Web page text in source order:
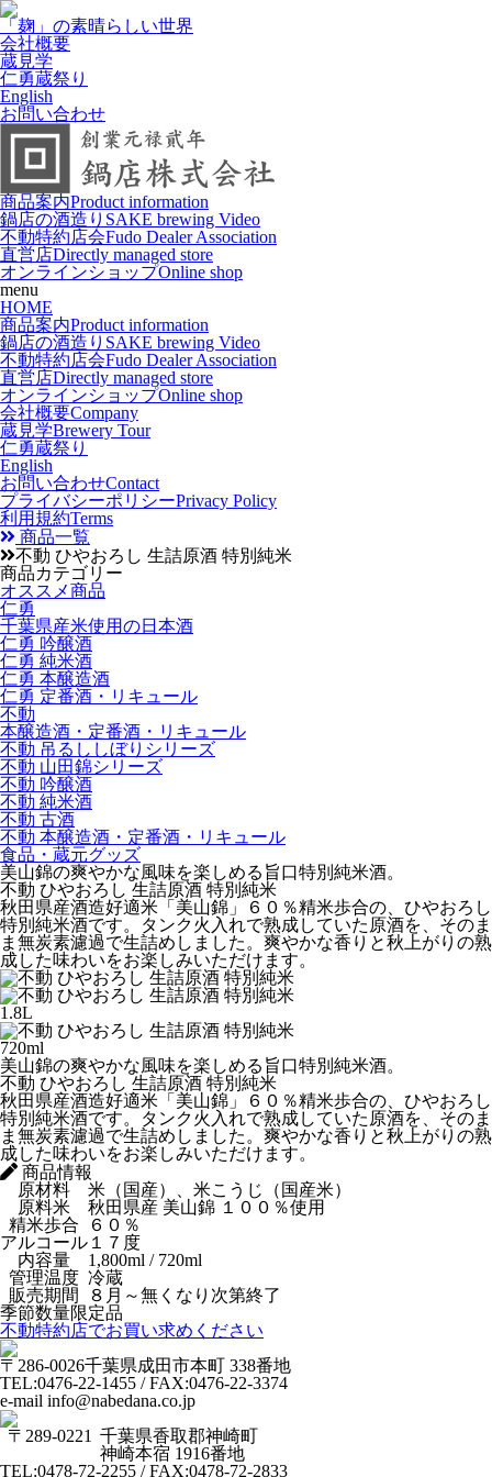
「麹」の素晴らしい世界
会社概要
蔵見学
仁勇蔵祭り
English
お問い合わせ
商品案内Product information
鍋店の酒造り SAKE brewing Video
不動特約店会Fudo Dealer Association
直営店Directly managed store
オンラインショップOnline shop
menu
HOME
商品案内Product information
鍋店の酒造り SAKE brewing Video
不動特約店会Fudo Dealer Association
直営店Directly managed store
オンラインショップOnline shop
会社概要Company
蔵見学Brewery Tour
仁勇蔵祭り
English
お問い合わせContact
プライバシーポリシーPrivacy Policy
利用規約Terms
商品一覧
不動 ひやおろし 生詰原酒 特別純米
商品カテゴリー
オススメ商品
仁勇
千葉県産米使用の日本酒
仁勇 吟醸酒
仁勇 純米酒
仁勇 本醸造酒
仁勇 定番酒・リキュール
不動
本醸造酒・定番酒・リキュール
不動 吊るししぼりシリーズ
不動 山田錦シリーズ
不動 吟醸酒
不動 純米酒
不動 古酒
不動 本醸造酒・定番酒・リキュール
食品・蔵元グッズ
美山錦の爽やかな風味を楽しめる旨口特別純米酒。
不動 ひやおろし 生詰原酒 特別純米
秋田県産酒造好適米「美山錦」６０％精米歩合の、ひやおろし
特別純米酒です。タンク火入れで熟成していた原酒を、そのま
ま無炭素濾過で生詰めしました。爽やかな香りと秋上がりの熟
成した味わいをお楽しみいただけます。
1.8L
720ml
美山錦の爽やかな風味を楽しめる旨口特別純米酒。
不動 ひやおろし 生詰原酒 特別純米
秋田県産酒造好適米「美山錦」６０％精米歩合の、ひやおろし
特別純米酒です。タンク火入れで熟成していた原酒を、そのま
ま無炭素濾過で生詰めしました。爽やかな香りと秋上がりの熟
成した味わいをお楽しみいただけます。
商品情報
原材料
米（国産）、米こうじ（国産米）
原料米
秋田県産 美山錦 １００％使用
精米歩合
６０％
アルコール １７度
内容量
1,800ml / 720ml
管理温度 冷蔵
販売期間
８月～無くなり次第終了
季節数量限定品
不動特約店でお買い求めください
〒286-0026千葉県成田市本町 338番地
TEL:0476-22-1455 / FAX:0476-22-3374
e-mail info@nabedana.co.jp
〒289-0221 千葉県香取郡神崎町
神崎本宿 1916番地
TEL:0478-72-2255 / FAX:0478-72-2833